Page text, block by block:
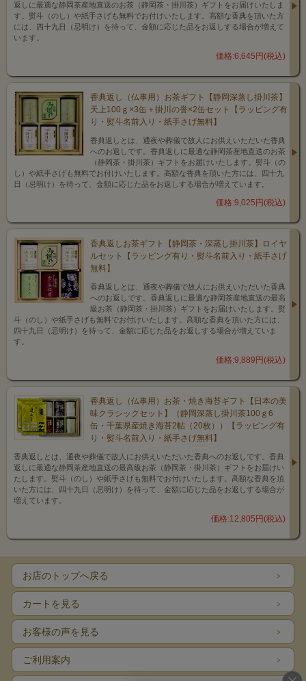
返しに最適な静岡茶産地直送のお茶（静岡茶・掛川茶）ギフトをお届けいたしま
す。熨斗（のし）や紙手さげも無料でお付けいたします。高額な香典を頂いた方
には、四十九日（忌明け）を待って、金額に応じた品をお返しする場合が増えて
います。
価格:6,645円(税込)
香典返し（仏事用）お茶ギフト【静岡深蒸し掛川茶】
天上100ｇ×3缶＋掛川の誉×2缶セット【ラッピング有
り・熨斗名前入り・紙手さげ無料】
香典返しとは、通夜や葬儀で故人にお供えいただいた香典
へのお返しです。香典返しに最適な静岡茶産地直送のお茶
（静岡茶・掛川茶）ギフトをお届けいたします。熨斗（の
し）や紙手さげも無料でお付けいたします。高額な香典を頂いた方には、四十九
日（忌明け）を待って、金額に応じた品をお返しする場合が増えています。
価格:9,025円(税込)
香典返しお茶ギフト【静岡茶・深蒸し掛川茶】ロイヤ
ルセット【ラッピング有り・熨斗名前入り・紙手さげ
無料】
香典返しとは、通夜や葬儀で故人にお供えいただいた香典
へのお返しです。香典返しに最適な静岡茶産地直送の最高
級お茶（静岡茶・掛川茶）ギフトをお届けいたします。熨
斗（のし）や紙手さげも無料でお付けいたします。高額な香典を頂いた方には、
四十九日（忌明け）を待って、金額に応じた品をお返しする場合が増えていま
す。
価格:9,889円(税込)
香典返し（仏事用）お茶・焼き海苔ギフト【日本の美
味クラシックセット】（静岡深蒸し掛川茶100ｇ6
缶・千葉県産焼き海苔2帖（20枚））【ラッピング有
り・熨斗名前入り・紙手さげ無料】
香典返しとは、通夜や葬儀で故人にお供えいただいた香典へのお返しです。香典
返しに最適な静岡茶産地直送の最高級お茶（静岡茶・掛川茶）ギフトをお届けい
たします。熨斗（のし）や紙手さげも無料でお付けいたします。高額な香典を頂
いた方には、四十九日（忌明け）を待って、金額に応じた品をお返しする場合が
増えています。
価格:12,805円(税込)
お店のトップへ戻る
カートを見る
お客様の声を見る
ご利用案内